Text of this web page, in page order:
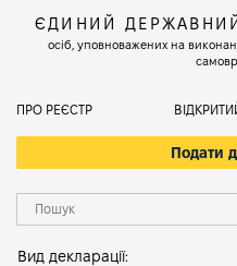
ЄДИНИЙ
осіб, уповноважених на
ПРО РЕЄСТР
Подати
Вид декларації: